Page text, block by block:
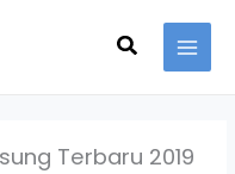
Search
Terbaru 2019